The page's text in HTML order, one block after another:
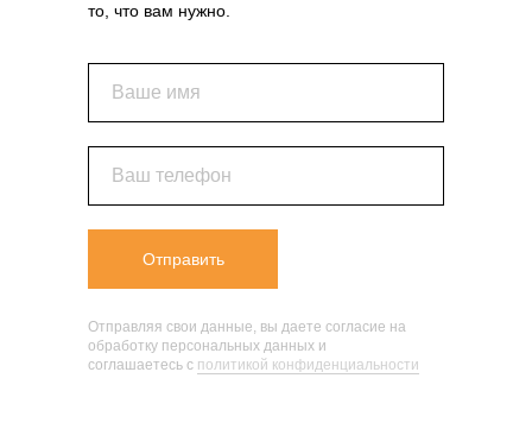
Ваше имя
Ваш телефон
Отправить
то, что вам нужно.
Отправляя свои данные, вы даете согласие на
обработку персональных данных и
соглашаетесь c политикой конфиденциальности